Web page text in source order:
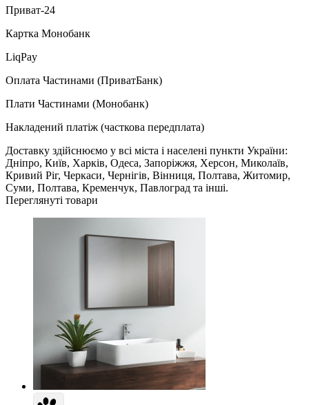
Приват-24
Картка Монобанк
LiqPay
Оплата Частинами (ПриватБанк)
Плати Частинами (Монобанк)
Накладений платіж (часткова передплата)
Доставку здійснюємо у всі міста і населені пункти України:
Дніпро, Київ, Харків, Одеса, Запоріжжя, Херсон, Миколаїв,
Кривий Ріг, Черкаси, Чернігів, Вінниця, Полтава, Житомир,
Суми, Полтава, Кременчук, Павлоград та інші.
Переглянуті товари